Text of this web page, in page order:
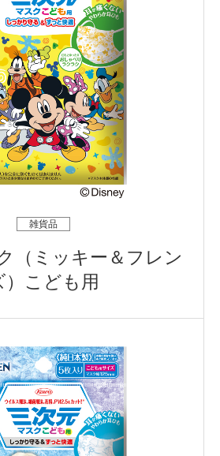
雑貨品
（ミッキー＆フレン
）こども用